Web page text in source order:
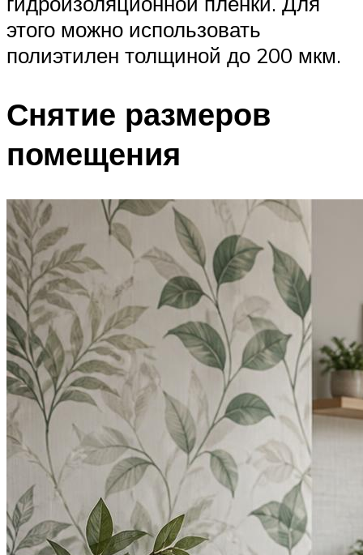
этого можно использовать
полиэтилен толщиной до 200 мкм.
Снятие размеров
помещения